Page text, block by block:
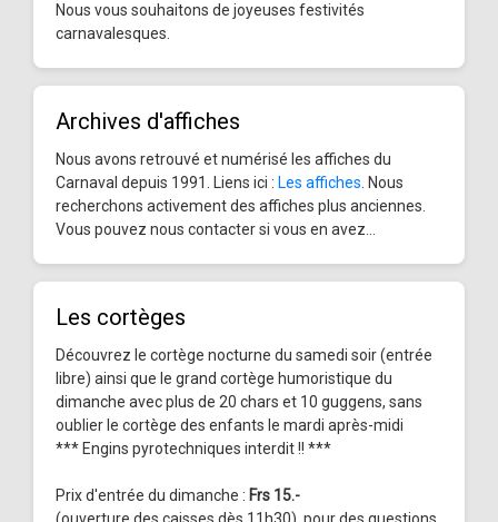
Nous vous souhaitons de joyeuses festivités
carnavalesques.
Archives d'affiches
Nous avons retrouvé et numérisé les affiches du
Carnaval depuis 1991. Liens ici : Les affiches . Nous
recherchons activement des affiches plus anciennes.
Vous pouvez nous contacter si vous en avez...
Les cortèges
Découvrez le cortège nocturne du samedi soir (entrée
libre) ainsi que le grand cortège humoristique du
dimanche avec plus de 20 chars et 10 guggens, sans
oublier le cortège des enfants le mardi après-midi
*** Engins pyrotechniques interdit !! ***
Prix d'entrée du dimanche : Frs 15.-